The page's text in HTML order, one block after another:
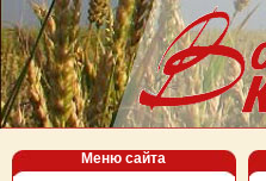
Меню сайта